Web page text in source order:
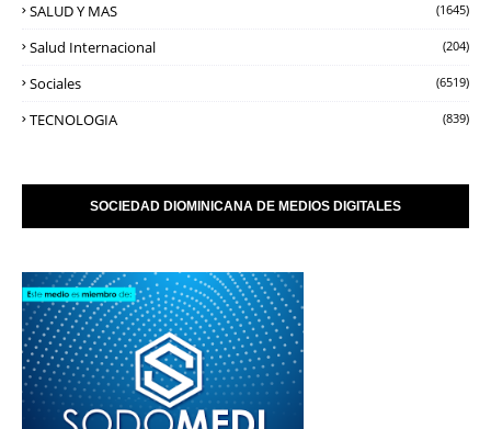
SALUD Y MAS (1645)
Salud Internacional (204)
Sociales (6519)
TECNOLOGIA (839)
SOCIEDAD DIOMINICANA DE MEDIOS DIGITALES